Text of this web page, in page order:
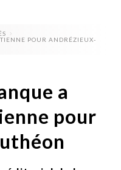
POUR ANDRÉZIEUX-
a
pour